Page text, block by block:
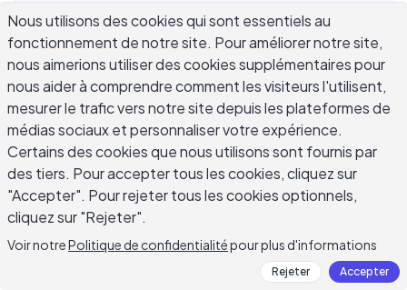
motivation se résume à une seule question : la
sortie semble-t-elle comme si une vraie personne
avait postulé, ou comme un modèle avec un nom
interchangé ? Les lettres de motivation
génériques sont rapides à générer et tout aussi
rapides à rejeter. Les lettres qui décrochent des
entretiens sont spécifiques, ancrées dans une
vraie expérience, et écrites dans une voix qui
correspond au candidat. Ce guide couvre ce qu'il
faut rechercher dans un outil IA pour lettre de
motivation, pourquoi la plupart des résultats par
défaut échouent, comment comparer les options
Nous utilisons des cookies qui sont essentiels au
fonctionnement de notre site. Pour améliorer notre site,
nous aimerions utiliser des cookies supplémentaires pour
nous aider à comprendre comment les visiteurs l'utilisent,
mesurer le trafic vers notre site depuis les plateformes de
médias sociaux et personnaliser votre expérience.
Certains des cookies que nous utilisons sont fournis par
des tiers. Pour accepter tous les cookies, cliquez sur
"Accepter". Pour rejeter tous les cookies optionnels,
cliquez sur "Rejeter".
Voir notrePolitique de confidentialitépour plus d'informations
Rejeter Accepter